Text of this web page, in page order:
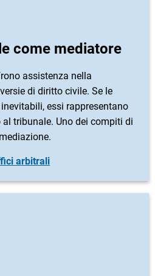
come mediatore
assistenza nella
di diritto civile. Se le
essi rappresentano
tribunale. Uno dei compiti di
arbitrali